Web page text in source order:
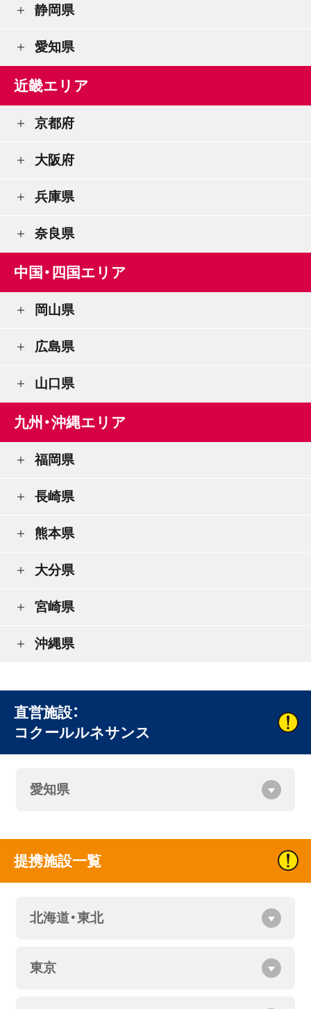
静岡県
愛知県
近畿エリア
京都府
大阪府
兵庫県
奈良県
中国・四国エリア
岡山県
広島県
山口県
九州・沖縄エリア
福岡県
長崎県
熊本県
大分県
宮崎県
沖縄県
直営施設：
コクールルネサンス
愛知県
提携施設一覧
北海道・東北
東京